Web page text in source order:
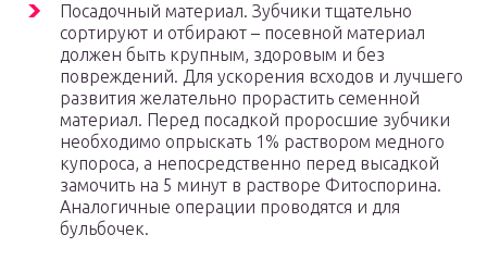
Посадочный материал. Зубчики тщательно
сортируют и отбирают – посевной материал
должен быть крупным, здоровым и без
повреждений. Для ускорения всходов и лучшего
развития желательно прорастить семенной
материал. Перед посадкой проросшие зубчики
необходимо опрыскать 1% раствором медного
купороса, а непосредственно перед высадкой
замочить на 5 минут в растворе Фитоспорина.
Аналогичные операции проводятся и для
бульбочек.